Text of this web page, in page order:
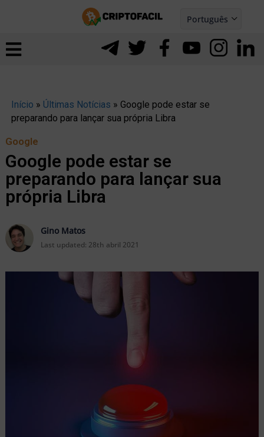
Português
Español
Início » Últimas Notícias » Google pode estar se
preparando para lançar sua própria Libra
Google
Google pode estar se
preparando para lançar sua
própria Libra
Gino Matos
Last updated: 28th abril 2021